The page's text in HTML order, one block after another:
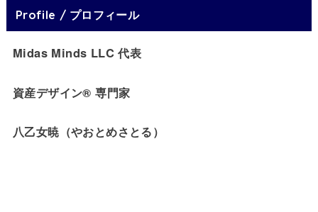
Profile / プロフィール
Midas Minds LLC 代表
資産デザイン® 専門家
八乙女暁（やおとめさとる）